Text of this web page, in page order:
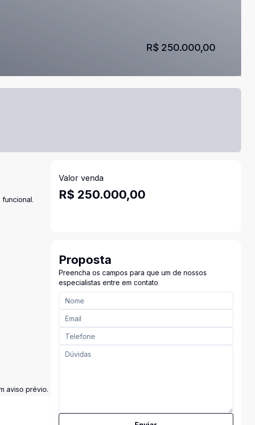
R$ 250.000,00
aviso prévio.
Valor venda
R$ 250.000,00
Proposta
Preencha os campos para que um de nossos
especialistas entre em contato